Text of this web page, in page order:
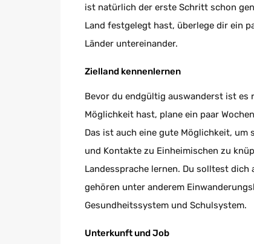
ist natürlich der erste Schritt schon
Land festgelegt hast, überlege dir ein
Länder untereinander.
Zielland kennenlernen
Bevor du endgültig auswanderst ist es
Möglichkeit hast, plane ein paar
Das ist auch eine gute Möglichkeit,
und Kontakte zu Einheimischen zu
Landessprache lernen. Du solltest
gehören unter anderem
Gesundheitssystem und Schulsystem.
Unterkunft und Job